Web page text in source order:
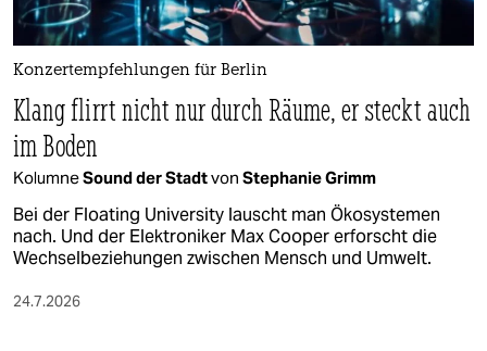
Konzertempfehlungen für Berlin
Klang flirrt nicht nur durch Räume, er steckt auch
im Boden
KolumneSound der Stadtvon Stephanie Grimm
Bei der Floating University lauscht man Ökosystemen
nach. Und der Elektroniker Max Cooper erforscht die
Wechselbeziehungen zwischen Mensch und Umwelt.
24.7.2026